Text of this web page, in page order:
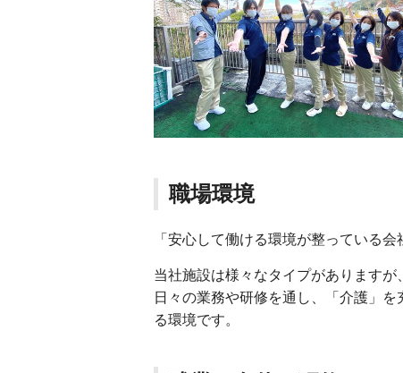
職場環境
「安心して働ける環境が整っている会
当社施設は様々なタイプがありますが
日々の業務や研修を通し、「介護」
る環境です。